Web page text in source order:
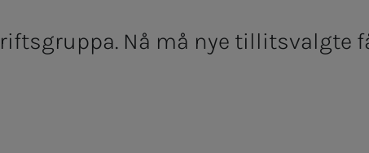
Nå må nye tillitsvalgte